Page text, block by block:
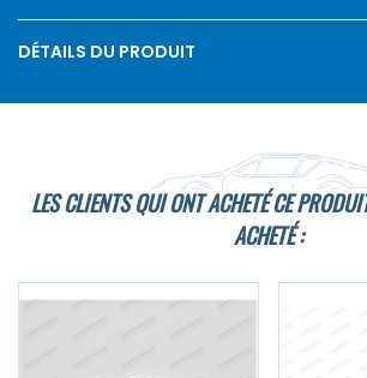
DÉTAILS DU PRODUIT
LES CLIENTS QUI ONT ACHETÉ CE
ACHETÉ :